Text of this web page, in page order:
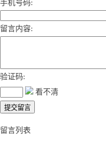
手机号码:
留言内容:
验证码:
看不清
留言列表